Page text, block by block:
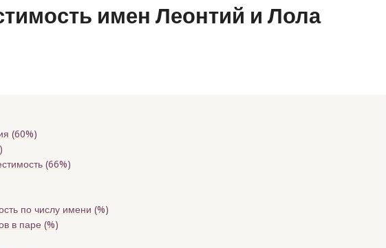
имен Леонтий и Лола
(60%)
(66%)
по числу имени (%)
в паре (%)